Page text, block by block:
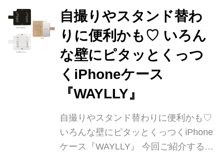
でと何が違うのか、CASI [...]
自撮りやスタンド替わ
りに便利かも♡ いろん
な壁にピタッとくっつ
くiPhoneケース
『WAYLLY』
自撮りやスタンド替わりに便利かも♡
いろんな壁にピタッとくっつくiPhone
ケース『WAYLLY』 今回ご紹介する